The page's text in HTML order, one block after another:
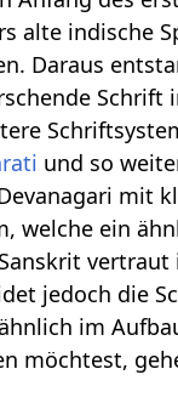
alte indische
Daraus
Schrift
und so
mit
welche ein
jedoch die
im
möchtest,